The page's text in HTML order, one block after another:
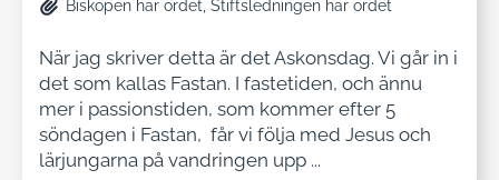
Biskopen har ordet Stiftsledningen har ordet
När jag skriver detta är det Askonsdag. Vi går in i
det som kallas Fastan. I fastetiden, och ännu
mer i passionstiden, som kommer efter 5
söndagen i Fastan, får vi följa med Jesus och
lärjungarna på vandringen upp ...